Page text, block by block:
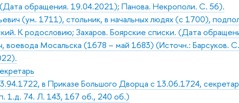
(Дата обращения. 19.04.2021); Панова. Некрополи. С. 56).
(ум. 1711), стольник, в начальных людях (с 1700),
К родословию; Захаров. Боярские списки. (Дата
воевода Мосальска (1678 – май 1683) (Источн.: Барсуков.
в Приказе Большого Дворца с 13.06.1724,
1.д. 74. Л. 143, 167 об., 240 об.)